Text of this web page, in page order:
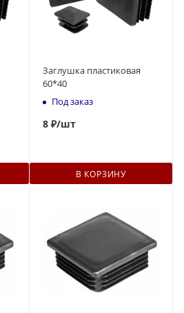
Заглушка пластиковая
60*40
Под заказ
8 ₽/шт
В КОРЗИНУ